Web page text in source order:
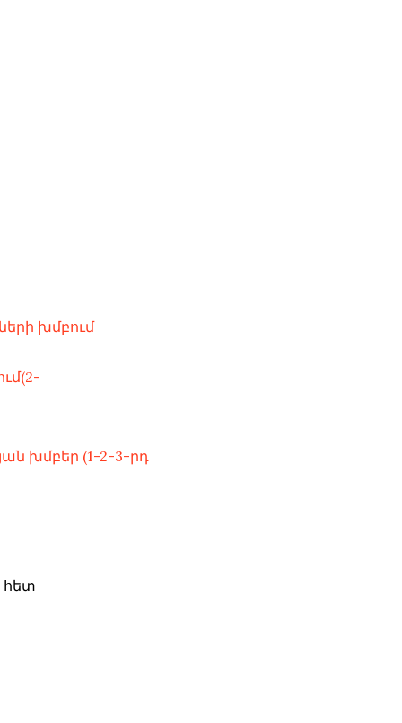
խմբում
խմբեր (1-2-3-րդ
հետ